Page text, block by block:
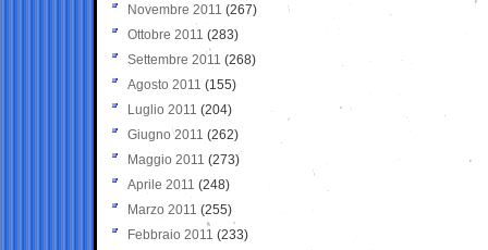
Novembre 2011 (267)
Ottobre 2011 (283)
Settembre 2011 (268)
Agosto 2011 (155)
Luglio 2011 (204)
Giugno 2011 (262)
Maggio 2011 (273)
Aprile 2011 (248)
Marzo 2011 (255)
Febbraio 2011 (233)